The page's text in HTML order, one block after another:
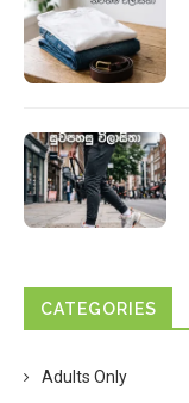
CATEGORIES
Adults Only